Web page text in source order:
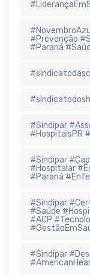
#Prevenção
#Paraná
#Sindipar
#HospitaisPR
#Sindipar
#Hospitalar
#Paraná
#Sindipar
#Saúde
#ACP
#Sindipar